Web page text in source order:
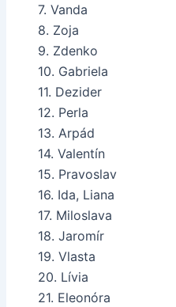
7. Vanda
8. Zoja
9. Zdenko
10. Gabriela
11. Dezider
12. Perla
13. Arpád
14. Valentín
15. Pravoslav
16. Ida, Liana
17. Miloslava
18. Jaromír
19. Vlasta
20. Lívia
21. Eleonóra